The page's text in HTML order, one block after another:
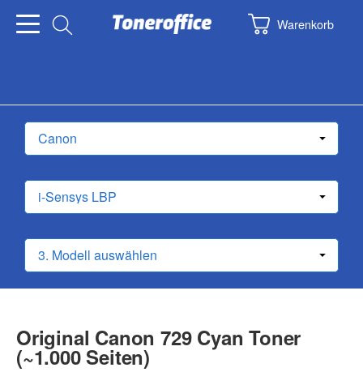
Warenkorb
Original Canon 729 Cyan Toner
(~1.000 Seiten)